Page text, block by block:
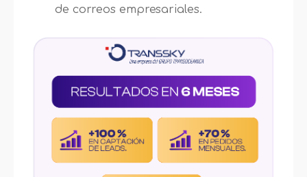
de correos empresariales.